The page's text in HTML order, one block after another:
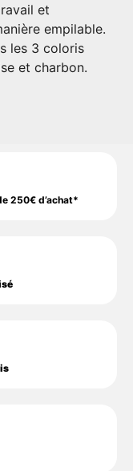
et
empilable.
les 3 coloris
et charbon.
250€ d’achat*